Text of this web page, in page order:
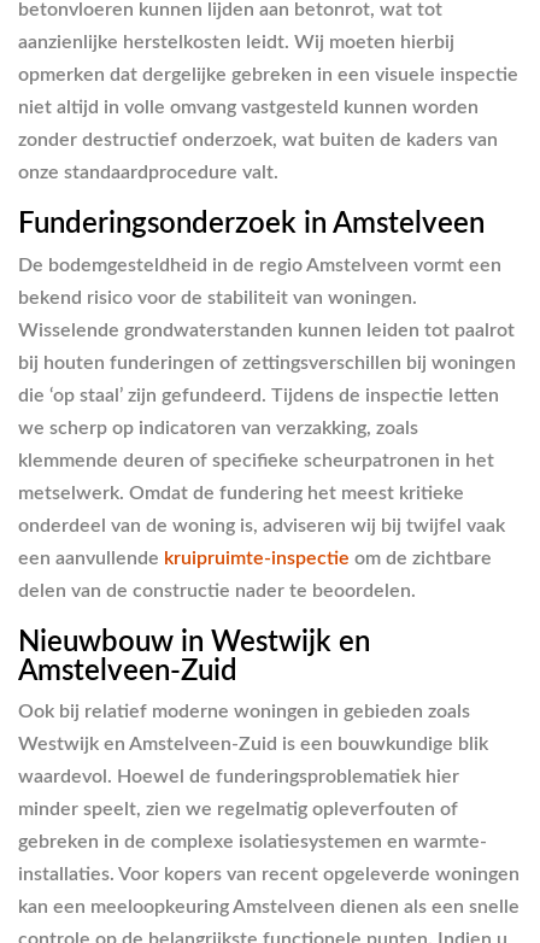
betonvloeren kunnen lijden aan betonrot, wat tot
aanzienlijke herstelkosten leidt. Wij moeten hierbij
opmerken dat dergelijke gebreken in een visuele inspectie
niet altijd in volle omvang vastgesteld kunnen worden
zonder destructief onderzoek, wat buiten de kaders van
onze standaardprocedure valt.
Funderingsonderzoek in Amstelveen
De bodemgesteldheid in de regio Amstelveen vormt een
bekend risico voor de stabiliteit van woningen.
Wisselende grondwaterstanden kunnen leiden tot paalrot
bij houten funderingen of zettingsverschillen bij woningen
die ‘op staal’ zijn gefundeerd. Tijdens de inspectie letten
we scherp op indicatoren van verzakking, zoals
klemmende deuren of specifieke scheurpatronen in het
metselwerk. Omdat de fundering het meest kritieke
onderdeel van de woning is, adviseren wij bij twijfel vaak
een aanvullende kruipruimte-inspectie om de zichtbare
delen van de constructie nader te beoordelen.
Nieuwbouw in Westwijk en
Amstelveen-Zuid
Ook bij relatief moderne woningen in gebieden zoals
Westwijk en Amstelveen-Zuid is een bouwkundige blik
waardevol. Hoewel de funderingsproblematiek hier
minder speelt, zien we regelmatig opleverfouten of
gebreken in de complexe isolatiesystemen en warmte-
installaties. Voor kopers van recent opgeleverde woningen
kan een meeloopkeuring Amstelveen dienen als een snelle